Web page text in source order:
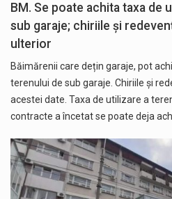
BM. Se poate achita taxa de
sub garaje; chiriile și
ulterior
Băimărenii care dețin garaje, pot
terenului de sub garaje. Chiriile și
acestei date. Taxa de utilizare a
contracte a încetat se poate deja